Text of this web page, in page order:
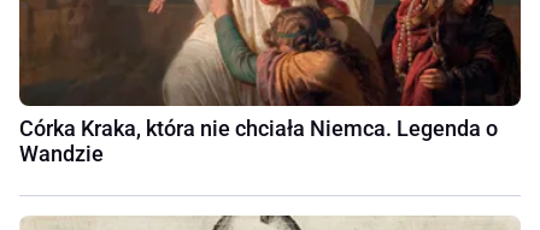
Córka Kraka, która nie chciała Niemca. Legenda o
Wandzie